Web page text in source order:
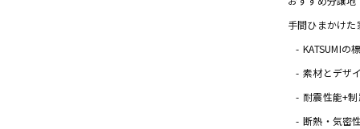
手間ひまかけた
KATSUMIの
素材とデザ
耐震性能+
断熱・気密